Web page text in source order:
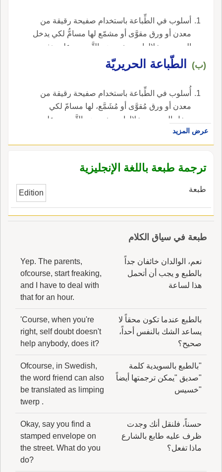
أسلوب في الطِّباعة باستخدام صفيحة رقيقة من
معدن أو ورق مقوَّى أو مشمّع لها مسامُّ لكي يدخل
الحبر من خلالها، بحيث يوضع التَّصميم على هذه
الصفيحة ويتمُّ إدخال الحبر من خلال هذه الصَّفيحة
إلى المادَّة المطبوعة.
(ب) الطّباعة الحريريّة
أُسلوب في الطِّباعة باستخدام صفيحة رقيقة من
معدن أو ورق مُقوَّى أو مُشَمَّع، لها مسامّ لكي
يدخل الحبر من خلالها بحيث يوضع التَّصميم على
هذه الصفيحة، ويتم إدخال الحبر من خِلال هذه
الصفيحة، إلى المادّة المطبوعة.
عرض المزيد
ترجمة طبعة باللغة الإنجليزية
طبعة Edition
طبعة في سياق الكلام
نعم، الوالدان خائفان جداً
بالطبع و يجب أن أتحمل
هذا لساعة
Yep. The parents,
ofcourse, start freaking,
and I have to deal with
that for an hour.
بالطبع عندما تكون محقاً لا
يساعد الشك بالنفس أحداً،
صحيح؟
'Course, when you're
right, self doubt doesn't
help anybody, does it?
"بالطبع بالسويدية كلمة
"صديق "يمكن ترجمتها أيضاً
"خسيس
Ofcourse, in Swedish,
the word friend can also
be translated as limping
twerp .
حسناً، فلنقل أنك وجدت
ظرف عليه طابع بالشارع
ماذا تفعل؟
Okay, say you find a
stamped envelope on
the street. What do you
do?